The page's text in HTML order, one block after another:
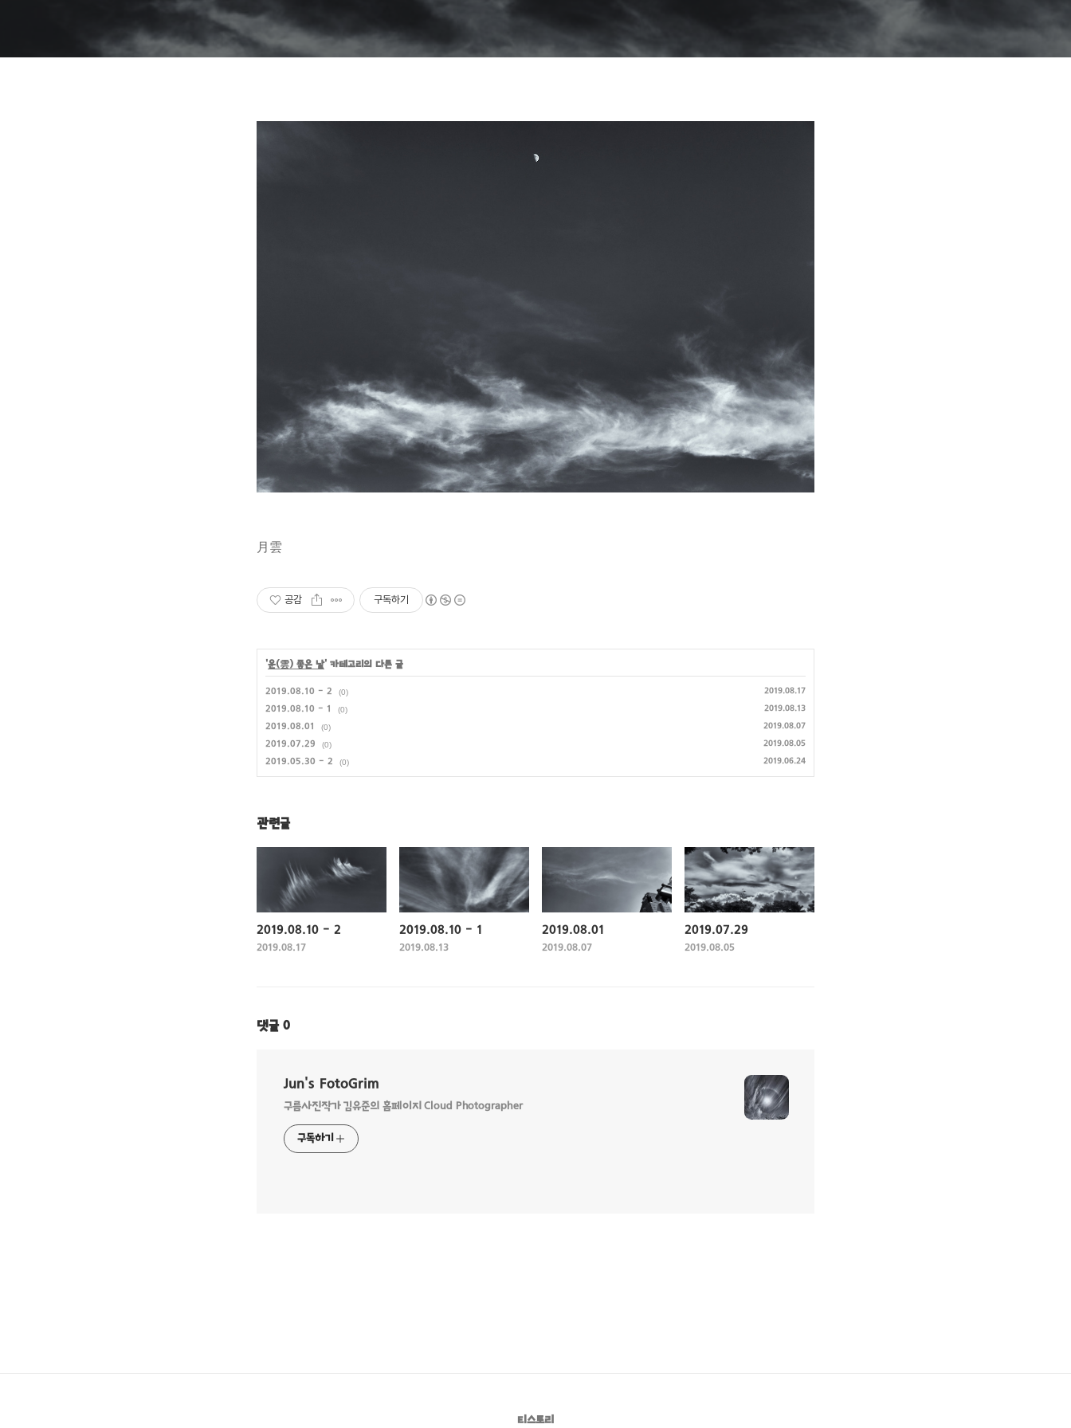
月雲
공감 구독하기
'운(雲) 좋은 날' 카테고리의 다른 글
2019.08.10 - 2 (0) 2019.08.17
2019.08.10 - 1 (0) 2019.08.13
2019.08.01 (0) 2019.08.07
2019.07.29 (0) 2019.08.05
2019.05.30 - 2 (0) 2019.06.24
관련글
2019.08.10 - 2
2019.08.17
2019.08.10 - 1
2019.08.13
2019.08.01
2019.08.07
2019.07.29
2019.08.05
댓글 0
Jun's FotoGrim
구름사진작가 김유준의 홈페이지 Cloud Photographer
구독하기
티스토리